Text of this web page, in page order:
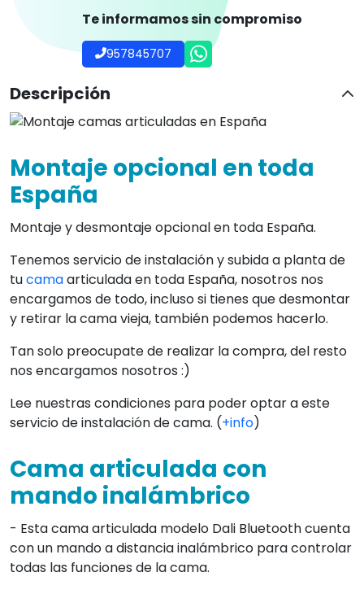
Te informamos sin compromiso
957845707
Descripción
Montaje opcional en toda
España
Montaje y desmontaje opcional en toda España.
Tenemos servicio de instalación y subida a planta de
tucamaarticulada en toda España, nosotros nos
encargamos de todo, incluso si tienes que desmontar
y retirar la cama vieja, también podemos hacerlo.
Tan solo preocupate de realizar la compra, del resto
nos encargamos nosotros :)
Lee nuestras condiciones para poder optar a este
servicio de instalación de cama. (+info)
Cama articulada con
mando inalámbrico
- Esta cama articulada modelo Dali Bluetooth cuenta
con un mando a distancia inalámbrico para controlar
todas las funciones de la cama.